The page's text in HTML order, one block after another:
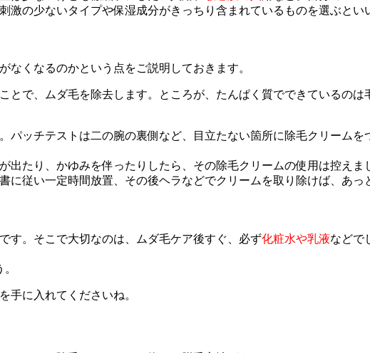
の少ないタイプや保湿成分がきっちり含まれているものを選ぶとい
くなるのかという点をご説明しておきます。
とで、ムダ毛を除去します。ところが、たんぱく質でできているのは
パッチテストは二の腕の裏側など、目立たない箇所に除毛クリームを
たり、かゆみを伴ったりしたら、その除毛クリームの使用は控えま
従い一定時間放置、その後ヘラなどでクリームを取り除けば、あっ
す。そこで大切なのは、ムダ毛ケア後すぐ、必ず化粧水や乳液などで
手に入れてくださいね。